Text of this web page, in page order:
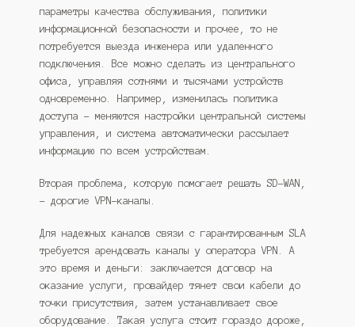
параметры качества обслуживания, политики
информационной безопасности и прочее, то не
потребуется выезда инженера или удаленного
подключения. Все можно сделать из центрального
офиса, управляя сотнями и тысячами устройств
одновременно. Например, изменилась политика
доступа – меняются настройки центральной системы
управления, и система автоматически рассылает
информацию по всем устройствам.
Вторая проблема, которую помогает решать SD-WAN,
– дорогие VPN-каналы.
Для надежных каналов связи с гарантированным SLA
требуется арендовать каналы у оператора VPN. А
это время и деньги: заключается договор на
оказание услуги, провайдер тянет свои кабели до
точки присутствия, затем устанавливает свое
оборудование. Такая услуга стоит гораздо дороже,